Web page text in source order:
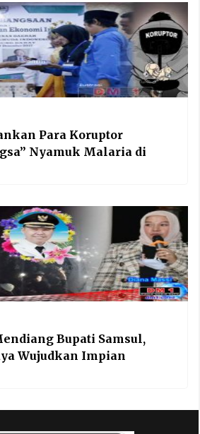
Para Koruptor
Nyamuk Malaria di
Bupati Samsul,
Wujudkan Impian